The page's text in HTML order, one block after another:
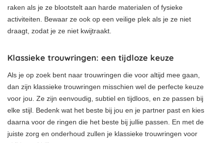
raken als je ze blootstelt aan harde materialen of fysieke
activiteiten. Bewaar ze ook op een veilige plek als je ze niet
draagt, zodat je ze niet kwijtraakt.
Klassieke trouwringen: een tijdloze keuze
Als je op zoek bent naar trouwringen die voor altijd mee gaan,
dan zijn klassieke trouwringen misschien wel de perfecte keuze
voor jou. Ze zijn eenvoudig, subtiel en tijdloos, en ze passen bij
elke stijl. Bedenk wat het beste bij jou en je partner past en kies
daarna voor de ringen die het beste bij jullie passen. En met de
juiste zorg en onderhoud zullen je klassieke trouwringen voor